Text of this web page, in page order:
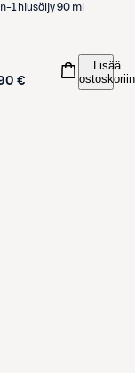
1 hiusöljy 90 ml
€
Lisää
ostoskoriin